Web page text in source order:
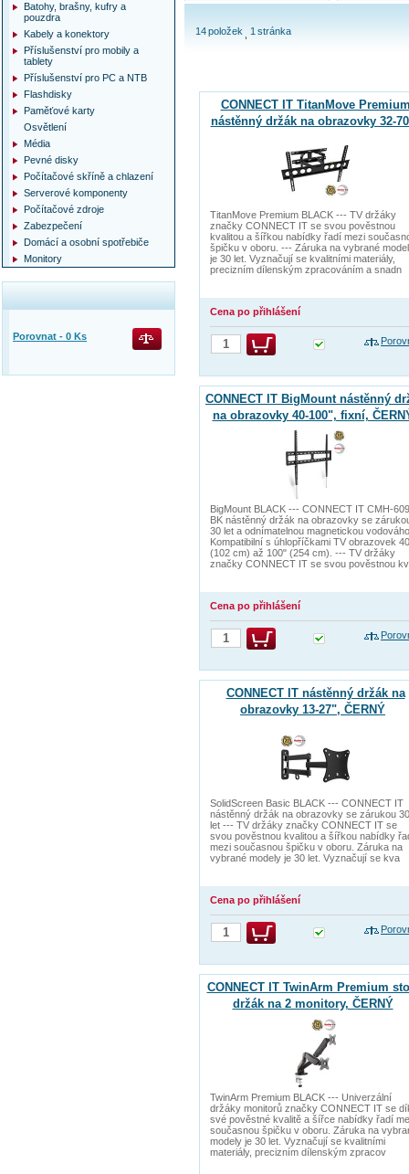
14položek 1 stránka
CONNECT IT TitanMove
nástěnný držák na obrazovky 32-
TitanMove Premium BLACK --- TV držáky
značky CONNECT IT se svou pověstnou
kvalitou a šířkou nabídky řadí mezi
špičku v oboru. --- Záruka na vybrané
je 30 let. Vyznačují se kvalitními materiály,
precizním dílenským zpracováním a snadn
Cena po přihlášení
CONNECT IT BigMount nástěnný
na obrazovky 40-100", fixní,
BigMount BLACK --- CONNECT IT CMH-
BK nástěnný držák na obrazovky se
30 let a odnímatelnou magnetickou
Kompatibilní s úhlopříčkami TV obrazovek
(102 cm) až 100" (254 cm). --- TV držáky
značky CONNECT IT se svou pověstnou kv
Cena po přihlášení
CONNECT IT nástěnný držák na
obrazovky 13-27", ČERNÝ
SolidScreen Basic BLACK --- CONNECT IT
nástěnný držák na obrazovky se zárukou 30
let --- TV držáky značky CONNECT IT se
svou pověstnou kvalitou a šířkou nabídky
mezi současnou špičku v oboru. Záruka na
vybrané modely je 30 let. Vyznačují se kva
Cena po přihlášení
CONNECT IT TwinArm Premium
držák na 2 monitory, ČERNÝ
TwinArm Premium BLACK --- Univerzální
držáky monitorů značky CONNECT IT se
své pověstné kvalitě a šířce nabídky řadí
současnou špičku v oboru. Záruka na
modely je 30 let. Vyznačují se kvalitními
materiály, precizním dílenským zpracov
Batohy, brašny, kufry a
pouzdra
Kabely a konektory
Příslušenství pro mobily a
tablety
Příslušenství pro PC a NTB
Flashdisky
Paměťové karty
Osvětlení
Média
Pevné disky
Počítačové skříně a chlazení
Serverové komponenty
Počítačové zdroje
Zabezpečení
Domácí a osobní spotřebiče
Monitory
Porovnat - 0 Ks